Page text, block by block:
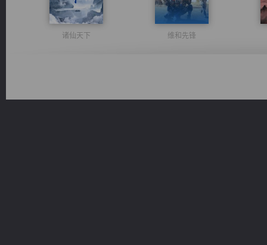
诸仙天下 维和先锋